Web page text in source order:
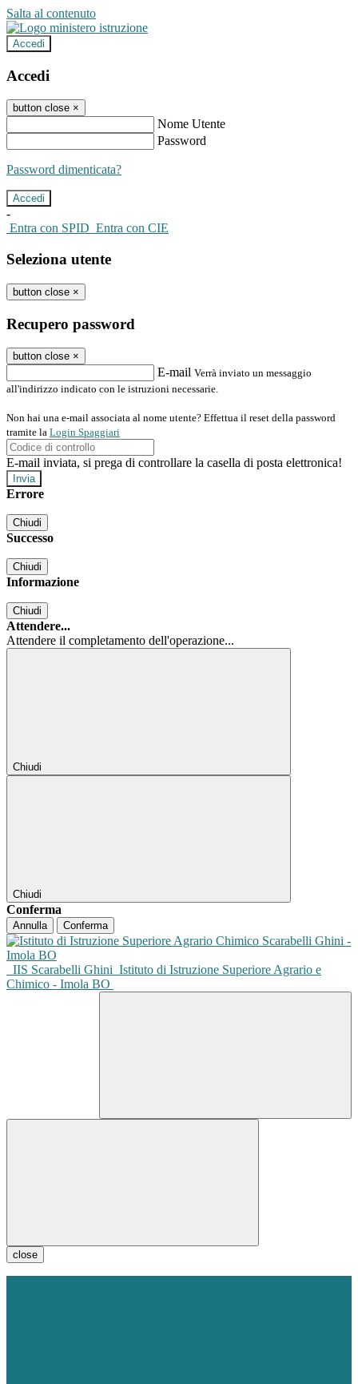
Salta al contenuto
Accedi
Accedi
button close ×
Nome Utente
Password
Password dimenticata?
-
Entra con SPID Entra con CIE
Seleziona utente
button close ×
Recupero password
button close ×
E-mail Verrà inviato un messaggio
all'indirizzo indicato con le istruzioni necessarie.
Non hai una e-mail associata al nome utente? Effettua il reset della password
tramite la Login Spaggiari
E-mail inviata, si prega di controllare la casella di posta elettronica!
Errore
Chiudi
Successo
Chiudi
Informazione
Chiudi
Attendere...
Attendere il completamento dell'operazione...
Chiudi
Chiudi
Conferma
Annulla Conferma
IIS Scarabelli Ghini Istituto di Istruzione Superiore Agrario e
Chimico - Imola BO
close